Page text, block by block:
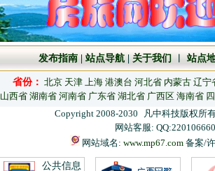
发布指南|站点导航| 关于我们 站点
省份： 北京 天津 上海 港澳台 河北省 内蒙古 辽宁
山西省 湖南省 河南省 广东省 湖北省 广西区 海南省
Copyright 2008-2030
凡中科技版权所
网站客服:
网站域名: www.mp67.com备案/
公共信息